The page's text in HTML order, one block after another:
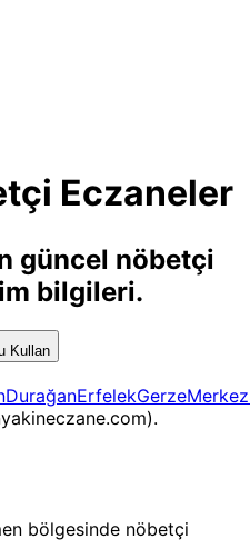
Eczaneler
güncel nöbetçi
bilgileri.
Kullan
DurağanErfelekGerzeMerkez
bölgesinde nöbetçi